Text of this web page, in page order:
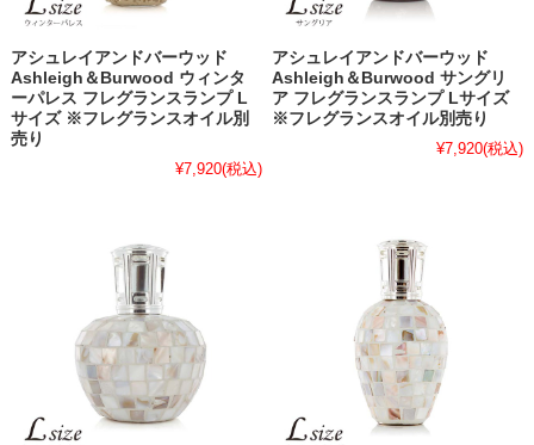
アシュレイアンドバーウッド
Ashleigh＆Burwood ウィンタ
ーパレス フレグランスランプ L
サイズ ※フレグランスオイル別
売り
¥7,920(税込)
アシュレイアンドバーウッド
Ashleigh＆Burwood サングリ
ア フレグランスランプ Lサイズ
※フレグランスオイル別売り
¥7,920(税込)